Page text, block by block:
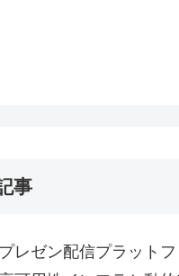
事
レゼン配信プラット